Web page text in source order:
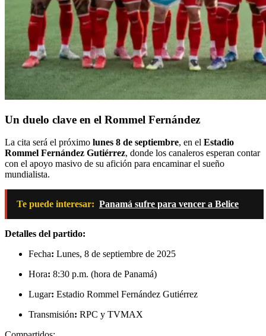
Un duelo clave en el Rommel Fernández
La cita será el próximo lunes 8 de septiembre, en el Estadio
Rommel Fernández Gutiérrez, donde los canaleros esperan contar
con el apoyo masivo de su afición para encaminar el sueño
mundialista.
Te puede interesar: Panamá sufre para vencer a Belice
Detalles del partido:
Fecha: Lunes, 8 de septiembre de 2025
Hora: 8:30 p.m. (hora de Panamá)
Lugar: Estadio Rommel Fernández Gutiérrez
Transmisión: RPC y TVMAX